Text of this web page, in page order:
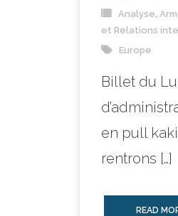
Analyse
et Relations
Europe
Billet du
en pull
rentrons […]
READ